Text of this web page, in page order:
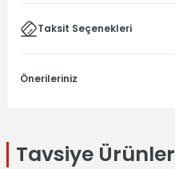
Taksit Seçenekleri
Önerileriniz
Tavsiye Ürünler